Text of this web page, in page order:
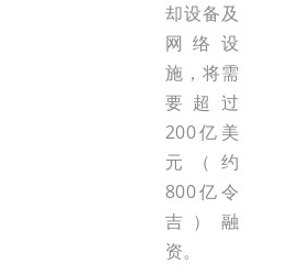
却设备及
网络设
施，将需
要超过
200亿美
元（约
800亿令
吉）融
资。